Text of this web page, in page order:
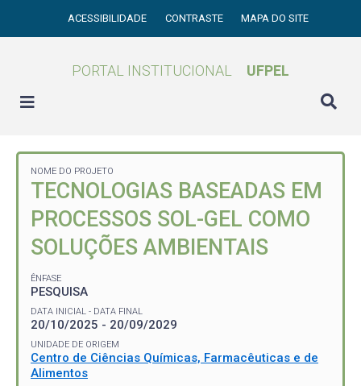
ACESSIBILIDADE CONTRASTE MAPA DO SITE
PORTAL INSTITUCIONAL UFPEL
NOME DO PROJETO
TECNOLOGIAS BASEADAS EM
PROCESSOS SOL-GEL COMO
SOLUÇÕES AMBIENTAIS
ÊNFASE
PESQUISA
DATA INICIAL - DATA FINAL
20/10/2025 - 20/09/2029
UNIDADE DE ORIGEM
Centro de Ciências Químicas, Farmacêuticas e de
Alimentos